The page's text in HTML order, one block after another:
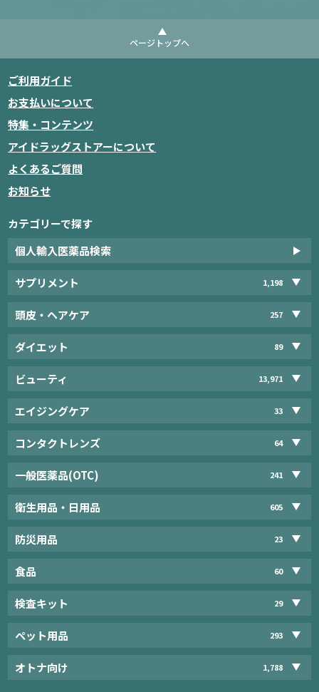
ページトップへ
ご利用ガイド
お支払いについて
特集・コンテンツ
アイドラッグストアーについて
よくあるご質問
お知らせ
カテゴリーで探す
個人輸入医薬品検索
サプリメント 1,198
頭皮・ヘアケア 257
ダイエット 89
ビューティ 13,971
エイジングケア 33
コンタクトレンズ 64
一般医薬品(OTC) 241
衛生用品・日用品 605
防災用品 23
食品 60
検査キット 29
ペット用品 293
オトナ向け 1,788